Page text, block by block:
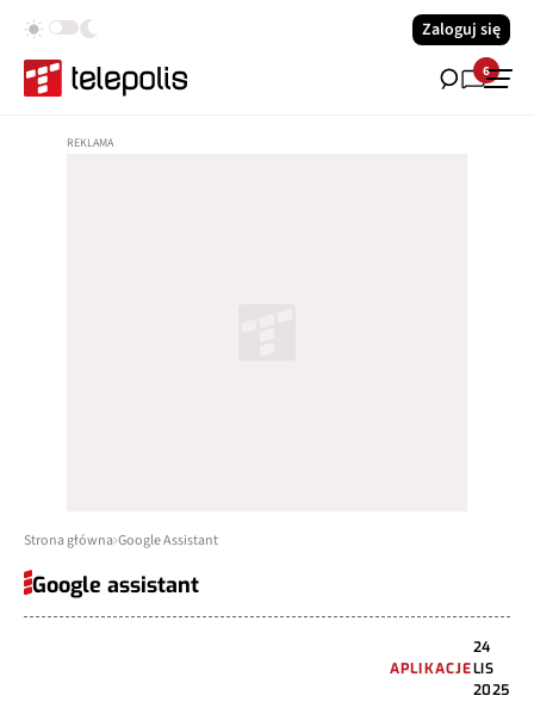
Zaloguj się
6
Strona główna Google Assistant
Google assistant
APLIKACJE
24
LIS
2025